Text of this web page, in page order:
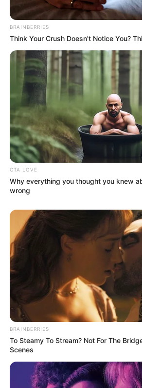
BRAINBERRIES
Think Your Crush Doesn't Notice You?
CTA LOVE
Why everything you thought you knew
wrong
BRAINBERRIES
To Steamy To Stream? Not For The
Scenes